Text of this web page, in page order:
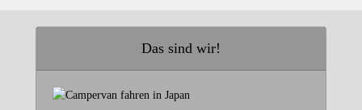
Das sind wir!